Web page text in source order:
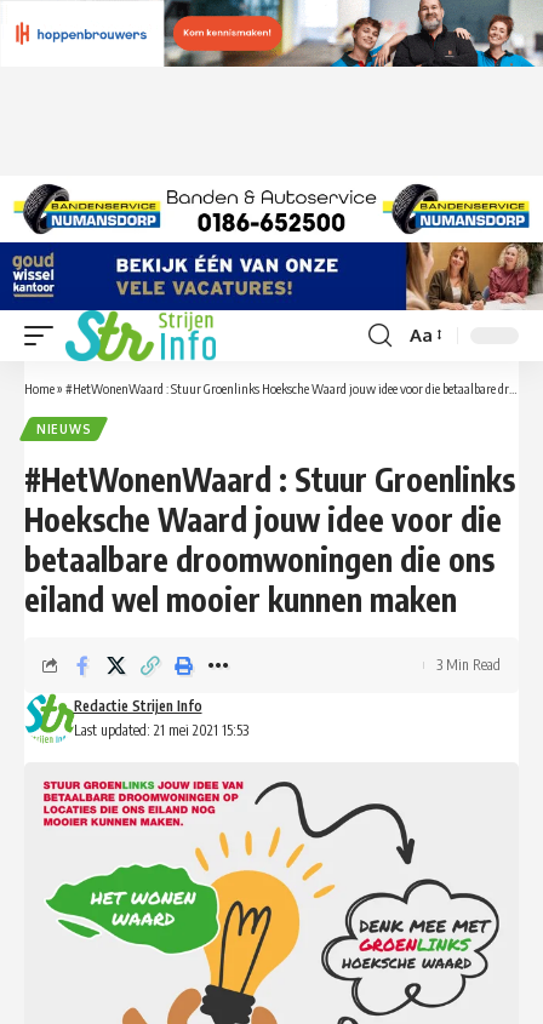
Font
Resizer
Aa
Home» #HetWonenWaard : Stuur Groenlinks Hoeksche Waard jouw idee voor die betaalbare droomwoningen die ons eiland wel mooier kunnen maken
NIEUWS
#HetWonenWaard : Stuur Groenlinks
Hoeksche Waard jouw idee voor die
betaalbare droomwoningen die ons
eiland wel mooier kunnen maken
Last updated: 21 mei 2021 15:53
Redactie Strijen Info
3 Min Read